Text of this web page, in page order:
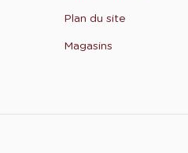
Plan du site
Magasins